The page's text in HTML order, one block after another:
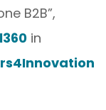
B2B”,
in